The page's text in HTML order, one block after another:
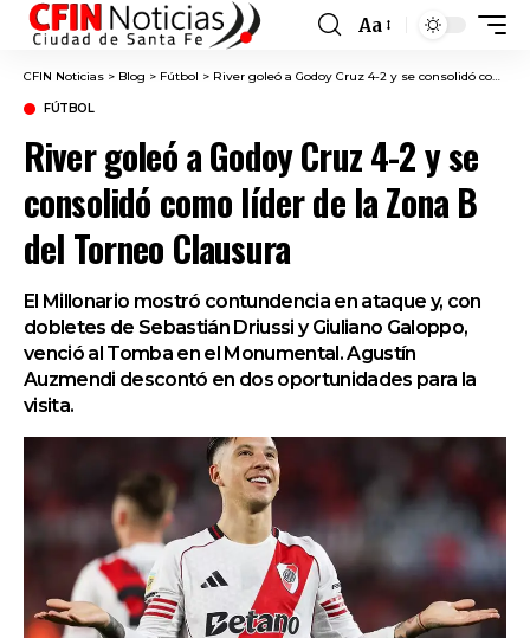
Font
Resizer
Aa
CFIN Noticias > Blog > Fútbol > River goleó a Godoy Cruz 4-2 y se consolidó como líder de la Zona B del Torneo Clausura
FÚTBOL
River goleó a Godoy Cruz 4-2 y se
consolidó como líder de la Zona B
del Torneo Clausura
El Millonario mostró contundencia en ataque y, con
dobletes de Sebastián Driussi y Giuliano Galoppo,
venció al Tomba en el Monumental. Agustín
Auzmendi descontó en dos oportunidades para la
visita.